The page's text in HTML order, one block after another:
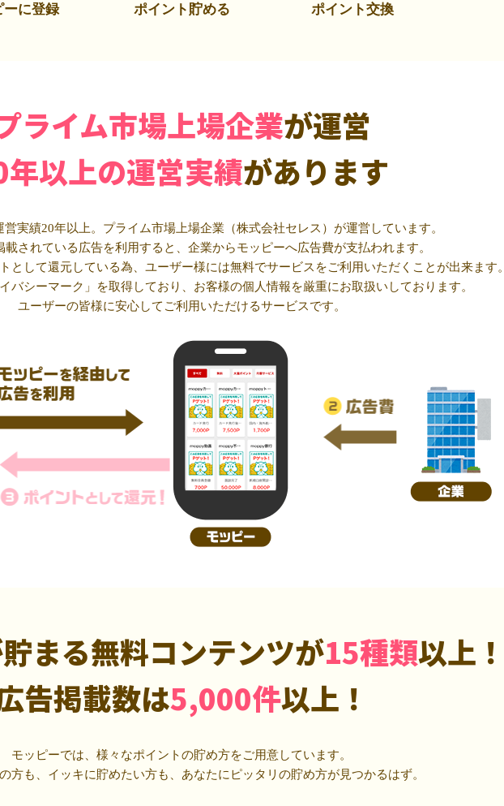
ーに登録 ポイント貯める ポイント交換
ライム市場上場企業が運営
以上の運営実績があります
実績20年以上。プライム市場上場企業（株式会社セレス）が運営しています。
載されている広告を利用すると、企業からモッピーへ広告費が支払われます。
として還元している為、ユーザー様には無料でサービスをご利用いただくことが出来ます。
バシーマーク」を取得しており、お客様の個人情報を厳重にお取扱いしております。
ユーザーの皆様に安心してご利用いただけるサービスです。
まる無料コンテンツが15種類以上！
告掲載数は5,000件以上！
モッピーでは、様々なポイントの貯め方をご用意しています。
方も、イッキに貯めたい方も、あなたにピッタリの貯め方が見つかるはず。